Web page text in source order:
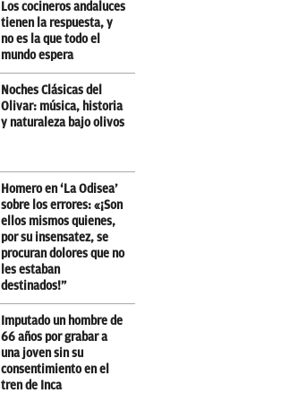
Los cocineros andaluces
tienen la respuesta, y
no es la que todo el
mundo espera
Noches Clásicas del
Olivar: música, historia
y naturaleza bajo olivos
Homero en ‘La Odisea’
sobre los errores: «¡Son
ellos mismos quienes,
por su insensatez, se
procuran dolores que no
les estaban
destinados!”
Imputado un hombre de
66 años por grabar a
una joven sin su
consentimiento en el
tren de Inca